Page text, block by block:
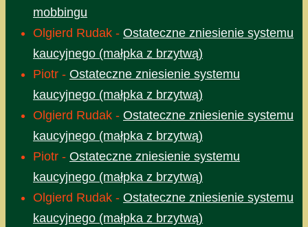
mobbingu
Olgierd Rudak - Ostateczne zniesienie systemu
kaucyjnego (małpka z brzytwą)
Piotr - Ostateczne zniesienie systemu
kaucyjnego (małpka z brzytwą)
Olgierd Rudak - Ostateczne zniesienie systemu
kaucyjnego (małpka z brzytwą)
Piotr - Ostateczne zniesienie systemu
kaucyjnego (małpka z brzytwą)
Olgierd Rudak - Ostateczne zniesienie systemu
kaucyjnego (małpka z brzytwą)